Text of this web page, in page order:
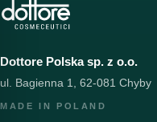
Dottore Polska sp. z o.o.
ul. Bagienna 1, 62-081 Chyby
MADE IN POLAND